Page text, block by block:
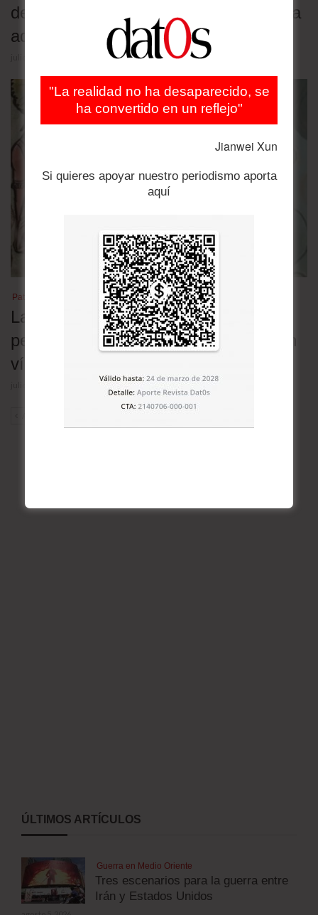
detenido por la distribución de gasolina
adulterada
Patrimonio cultural
Las lenguas nativas en Bolivia en
peligro: 30 de las 36 oficiales están en
vías de extinción
ÚLTIMOS ARTÍCULOS
Guerra en Medio Oriente
Tres escenarios para la guerra entre
Irán y Estados Unidos
"La realidad no ha desaparecido, se
ha convertido en un reflejo"
Jianwei Xun
Si quieres apoyar nuestro periodismo aporta
aquí